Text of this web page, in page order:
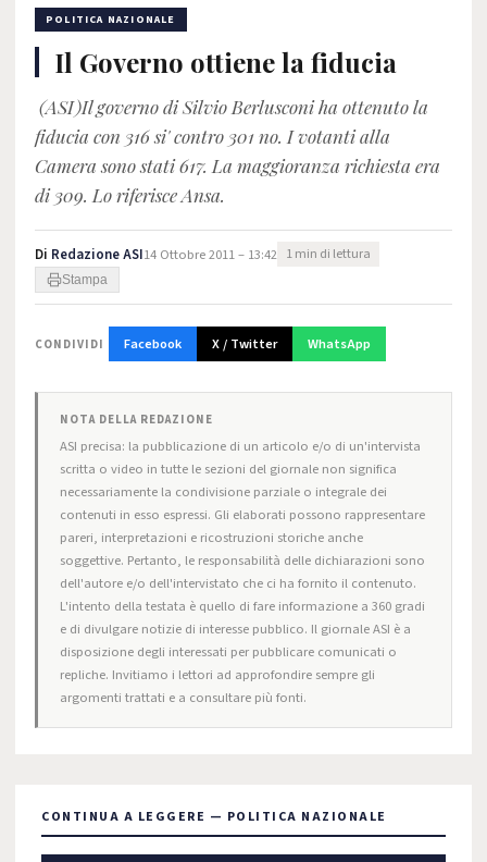
POLITICA NAZIONALE
Il Governo ottiene la fiducia
(ASI)Il governo di Silvio Berlusconi ha ottenuto la
fiducia con 316 si' contro 301 no. I votanti alla
Camera sono stati 617. La maggioranza richiesta era
di 309. Lo riferisce Ansa.
Di Redazione ASI14 Ottobre 2011 – 13:42 1 min di lettura
Stampa
CONDIVIDI Facebook X / Twitter WhatsApp
NOTA DELLA REDAZIONE
ASI precisa: la pubblicazione di un articolo e/o di un'intervista
scritta o video in tutte le sezioni del giornale non significa
necessariamente la condivisione parziale o integrale dei
contenuti in esso espressi. Gli elaborati possono rappresentare
pareri, interpretazioni e ricostruzioni storiche anche
soggettive. Pertanto, le responsabilità delle dichiarazioni sono
dell'autore e/o dell'intervistato che ci ha fornito il contenuto.
L'intento della testata è quello di fare informazione a 360 gradi
e di divulgare notizie di interesse pubblico. Il giornale ASI è a
disposizione degli interessati per pubblicare comunicati o
repliche. Invitiamo i lettori ad approfondire sempre gli
argomenti trattati e a consultare più fonti.
CONTINUA A LEGGERE — POLITICA NAZIONALE